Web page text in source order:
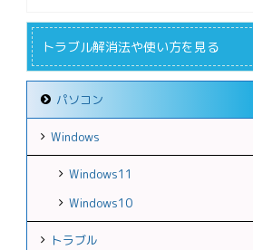
トラブル解消法や使い方を見る
パソコン
Windows
Windows11
Windows10
トラブル